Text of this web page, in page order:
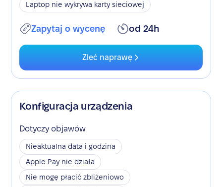
Laptop nie wykrywa karty sieciowej
Zapytaj o wycenę od 24h
Zleć naprawę
Konfiguracja urządzenia
Dotyczy objawów
Nieaktualna data i godzina
Apple Pay nie działa
Nie mogę płacić zbliżeniowo